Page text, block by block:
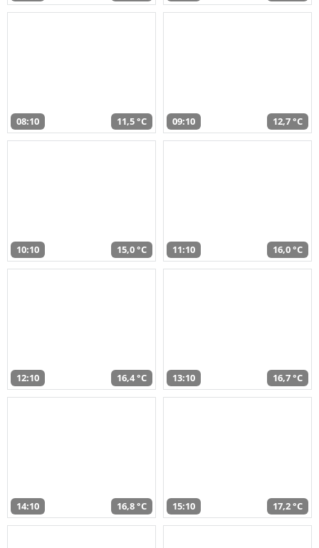
08:10 11,5 °C 09:10 12,7 °C
10:10 15,0 °C 11:10 16,0 °C
12:10 16,4 °C 13:10 16,7 °C
14:10 16,8 °C 15:10 17,2 °C